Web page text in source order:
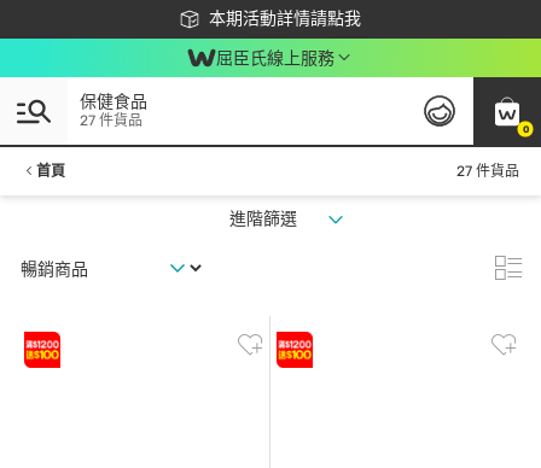
本期活動詳情請點我
下載app最高回饋$350
屈臣氏線上服務
0
保健食品
27 件貨品
首頁 27 件貨品
進階篩選